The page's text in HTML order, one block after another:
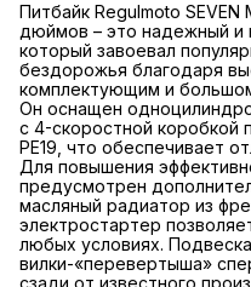
Питбайк Regulmoto SEVEN
дюймов – это надежный и
который завоевал
бездорожья благодаря
комплектующим и
Он оснащен
с 4-скоростной коробкой
PE19, что обеспечивает
Для повышения
предусмотрен
масляный радиатор из
электростартер
любых условиях.
вилки-«перевертыша»